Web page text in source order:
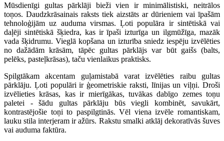
Mūsdienīgi gultas pārklāji bieži vien ir minimālistiski, neitrālos
toņos. Daudzkrāsainais raksts tiek aizstāts ar dūrieniem vai īpašām
tehnoloģijām uz auduma virsmas. Ļoti populāra ir sintētiskā vai
daļēji sintētiskā šķiedra, kas ir īpaši izturīga un ilgmūžīga, mazāk
vada šķidrumu. Vieglā kopšana un izturība sniedz iespēju izvēlēties
no dažādām krāsām, tāpēc gultas pārklājs var būt gaišs (balts,
pelēks, pasteļkrāsas), taču vienlaikus praktisks.
Spilgtākam akcentam guļamistabā varat izvēlēties raibu gultas
pārklāju. Ļoti populāri ir ģeometriskie raksti, līnijas un viļņi. Droši
izvēlieties krāsas, kas ir mierīgākas, tuvākas dabīgo zemes toņu
paletei - šādu gultas pārklāju būs viegli kombinēt, savukārt,
kontrastējošie toņi to paspilgtinās. Vēl viena izvēle romantiskam,
lauku stila interjeram ir ažūrs. Rakstu smalki atklāj dekoratīvās šuves
vai auduma faktūra.